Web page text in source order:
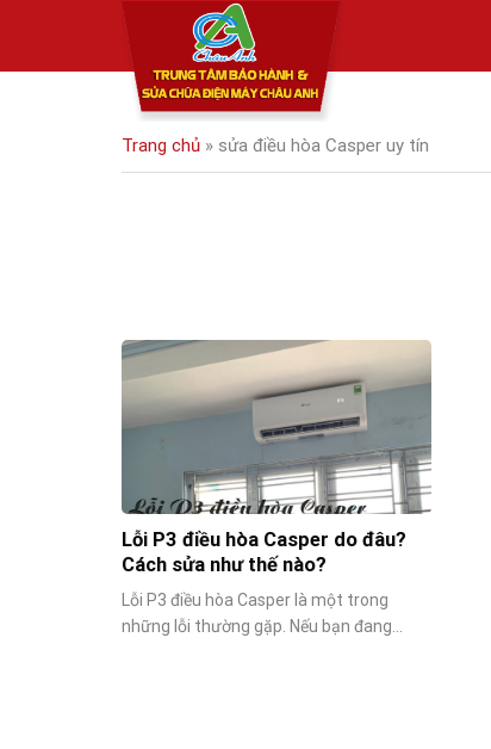
content
Trang chủ » sửa điều hòa Casper uy tín
Lỗi P3 điều hòa Casper do đâu?
Cách sửa như thế nào?
Lỗi P3 điều hòa Casper là một trong
những lỗi thường gặp. Nếu bạn đang...